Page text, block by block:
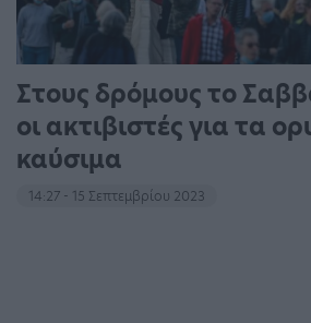
Στους δρόμους το
οι ακτιβιστές για τα
καύσιμα
14:27 - 15 Σεπτεμβρίου 2023